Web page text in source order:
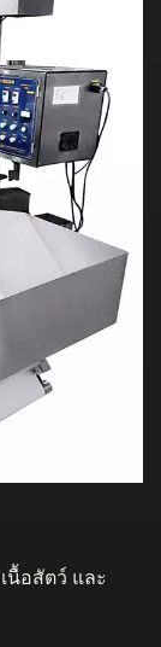
นื้อสัตว์ และ